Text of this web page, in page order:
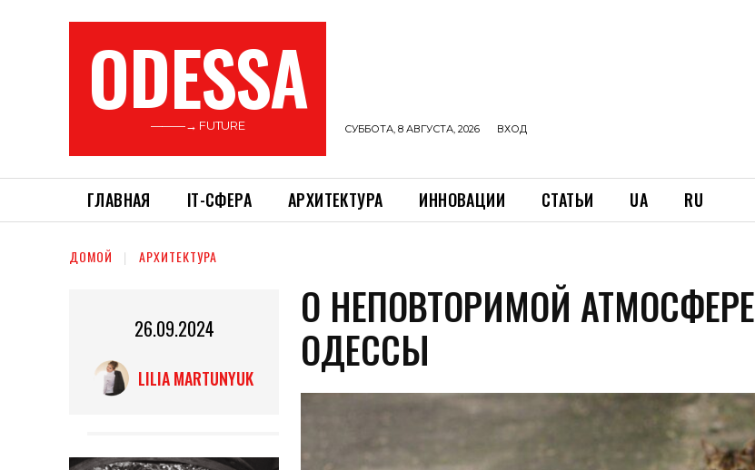
ODESSA
———→ FUTURE СУББОТА, 8 АВГУСТА, 2026 ВХОД
ГЛАВНАЯ ІТ-СФЕРА АРХИТЕКТУРА ИННОВАЦИИ СТАТЬИ UA RU
ДОМОЙ АРХИТЕКТУРА
26.09.2024
LILIA MARTUNYUK
О НЕПОВТОРИМОЙ АТМОСФЕРЕ
ОДЕССЫ